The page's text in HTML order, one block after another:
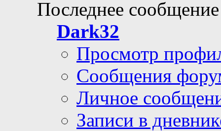
Последнее
Dark32
Просмотр
Сообщения
Личное
Записи в